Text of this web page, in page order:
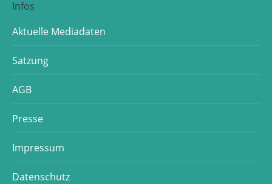
Infos
Aktuelle Mediadaten
Satzung
AGB
Presse
Impressum
Datenschutz